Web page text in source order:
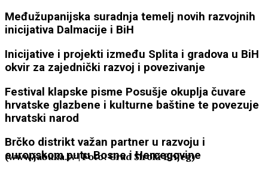
(www.jabuka.tv | Foto: Grad Široki Brijeg)
Međužupanijska suradnja temelj novih razvojnih
inicijativa Dalmacije i BiH
Inicijative i projekti između Splita i gradova u BiH
okvir za zajednički razvoj i povezivanje
Festival klapske pisme Posušje okuplja čuvare
hrvatske glazbene i kulturne baštine te povezuje
hrvatski narod
Brčko distrikt važan partner u razvoju i
europskom putu Bosne i Hercegovine